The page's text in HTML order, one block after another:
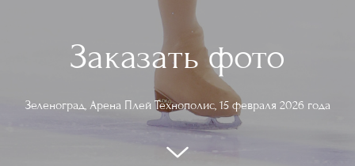
Заказать фото
Зеленоград, Арена Плей Технополис, 15 февраля 2026 года